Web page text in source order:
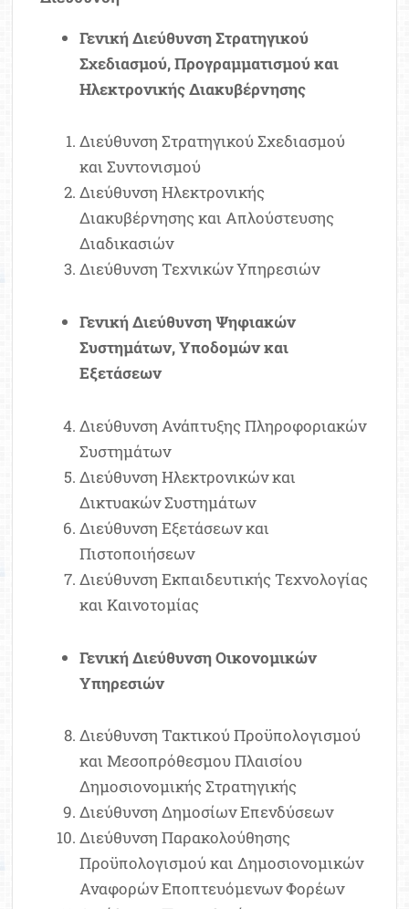
Γενική Διεύθυνση Στρατηγικού
Σχεδιασμού, Προγραμματισμού και
Ηλεκτρονικής Διακυβέρνησης
Διεύθυνση Στρατηγικού Σχεδιασμού
και Συντονισμού
Διεύθυνση Ηλεκτρονικής
Διακυβέρνησης και Απλούστευσης
Διαδικασιών
Διεύθυνση Τεχνικών Υπηρεσιών
Γενική Διεύθυνση Ψηφιακών
Συστημάτων, Υποδομών και
Εξετάσεων
Διεύθυνση Ανάπτυξης Πληροφοριακών
Συστημάτων
Διεύθυνση Ηλεκτρονικών και
Δικτυακών Συστημάτων
Διεύθυνση Εξετάσεων και
Πιστοποιήσεων
Διεύθυνση Εκπαιδευτικής Τεχνολογίας
και Καινοτομίας
Γενική Διεύθυνση Οικονομικών
Υπηρεσιών
Διεύθυνση Τακτικού Προϋπολογισμού
και Μεσοπρόθεσμου Πλαισίου
Δημοσιονομικής Στρατηγικής
Διεύθυνση Δημοσίων Επενδύσεων
Διεύθυνση Παρακολούθησης
Προϋπολογισμού και Δημοσιονομικών
Αναφορών Εποπτευόμενων Φορέων